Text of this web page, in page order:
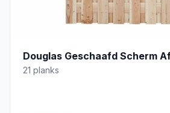
Douglas Geschaafd Scherm
21 planks